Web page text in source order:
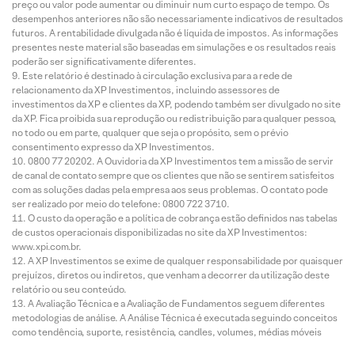
preço ou valor pode aumentar ou diminuir num curto espaço de tempo. Os
desempenhos anteriores não são necessariamente indicativos de resultados
futuros. A rentabilidade divulgada não é líquida de impostos. As informações
presentes neste material são baseadas em simulações e os resultados reais
poderão ser significativamente diferentes.
Este relatório é destinado à circulação exclusiva para a rede de
relacionamento da XP Investimentos, incluindo assessores de
investimentos da XP e clientes da XP, podendo também ser divulgado no site
da XP. Fica proibida sua reprodução ou redistribuição para qualquer pessoa,
no todo ou em parte, qualquer que seja o propósito, sem o prévio
consentimento expresso da XP Investimentos.
0800 77 20202. A Ouvidoria da XP Investimentos tem a missão de servir
de canal de contato sempre que os clientes que não se sentirem satisfeitos
com as soluções dadas pela empresa aos seus problemas. O contato pode
ser realizado por meio do telefone: 0800 722 3710.
O custo da operação e a política de cobrança estão definidos nas tabelas
de custos operacionais disponibilizadas no site da XP Investimentos:
www.xpi.com.br.
A XP Investimentos se exime de qualquer responsabilidade por quaisquer
prejuízos, diretos ou indiretos, que venham a decorrer da utilização deste
relatório ou seu conteúdo.
A Avaliação Técnica e a Avaliação de Fundamentos seguem diferentes
metodologias de análise. A Análise Técnica é executada seguindo conceitos
como tendência, suporte, resistência, candles, volumes, médias móveis